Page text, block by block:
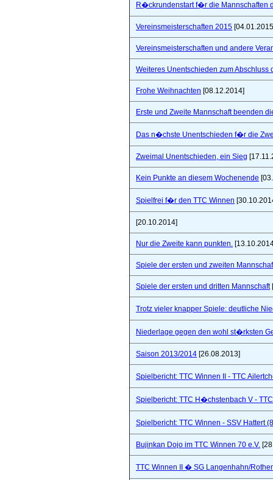
R�ckrundenstart f�r die Mannschaften
Vereinsmeisterschaften 2015
Vereinsmeisterschaften und andere
Weiteres Unentschieden zum Abschluss
Frohe Weihnachten [08.12.2014]
Erste und Zweite Mannschaft beenden
Das n�chste Unentschieden f�r die
Zweimal Unentschieden, ein Sieg
Kein Punkte an diesem Wochenende
Spielfrei f�r den TTC Winnen
[20.10.2014]
Nur die Zweite kann punkten.
Spiele der ersten und zweiten
Spiele der ersten und dritten Mannschaft
Trotz vieler knapper Spiele: deutliche
Niederlage gegen den wohl st�rksten
Saison 2013/2014 [26.08.2013]
Spielbericht: TTC Winnen II - TTC
Spielbericht: TTC H�chstenbach V -
Spielbericht: TTC Winnen - SSV Hattert
Bujinkan Dojo im TTC Winnen 70 e.V.
TTC Winnen II � SG Langenhahn/